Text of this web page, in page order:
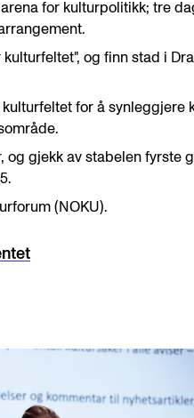
for kulturpolitikk; tre
og finn stad i
for å synleggjere
og gjekk av stabelen fyrste
(NOKU).